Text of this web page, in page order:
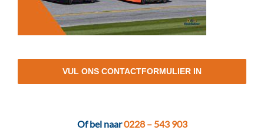
VUL ONS CONTACTFORMULIER IN
Of bel naar0228 – 543 903